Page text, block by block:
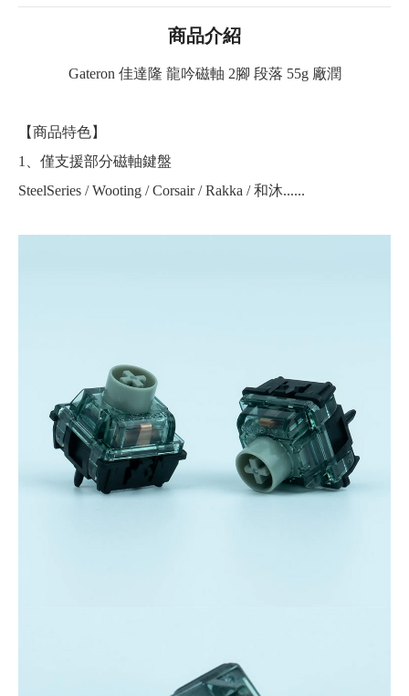
商品介紹
Gateron 佳達隆 龍吟磁軸 2腳 段落 55g 廠潤
【商品特色】
1、僅支援部分磁軸鍵盤
SteelSeries / Wooting / Corsair / Rakka / 和沐......